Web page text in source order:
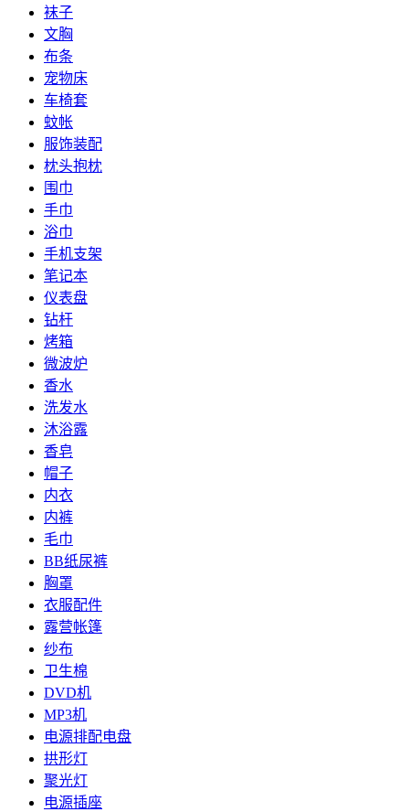
袜子
文胸
布条
宠物床
车椅套
蚊帐
服饰装配
枕头抱枕
围巾
手巾
浴巾
手机支架
笔记本
仪表盘
钻杆
烤箱
微波炉
香水
洗发水
沐浴露
香皂
帽子
内衣
内裤
毛巾
BB纸尿裤
胸罩
衣服配件
露营帐篷
纱布
卫生棉
DVD机
MP3机
电源排配电盘
拱形灯
聚光灯
电源插座